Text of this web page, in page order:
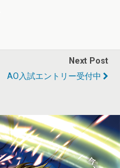
Next Post
AO入試エントリー受付中